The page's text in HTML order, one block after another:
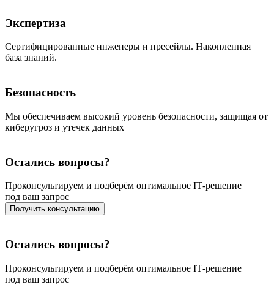
Экспертиза
Сертифицированные инженеры и пресейлы. Накопленная
база знаний.
Безопасность
Мы обеспечиваем высокий уровень безопасности, защищая от
киберугроз и утечек данных
Остались вопросы?
Проконсультируем и подберём оптимальное IT‑решение
под ваш запрос
Получить консультацию
Остались вопросы?
Проконсультируем и подберём оптимальное IT‑решение
под ваш запрос